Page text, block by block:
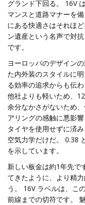
グランド下回る。 16V
マンスと道路マナーを
にある快適さはそれほ
ン遺産という名声で対
です。
ヨーロッパのデザイン
た内外装のスタイルに
る効率の追求からも伝
他社よりも軽いため、
余分なかさがないため
アリングの感触に悪影
タイヤを使用せずに済
空気力学だけだ。 0.38
を示しています。
新しい板金は約1年先で
てきたように、より精
う。 16V ラベルは、こ
前線までの切符です。